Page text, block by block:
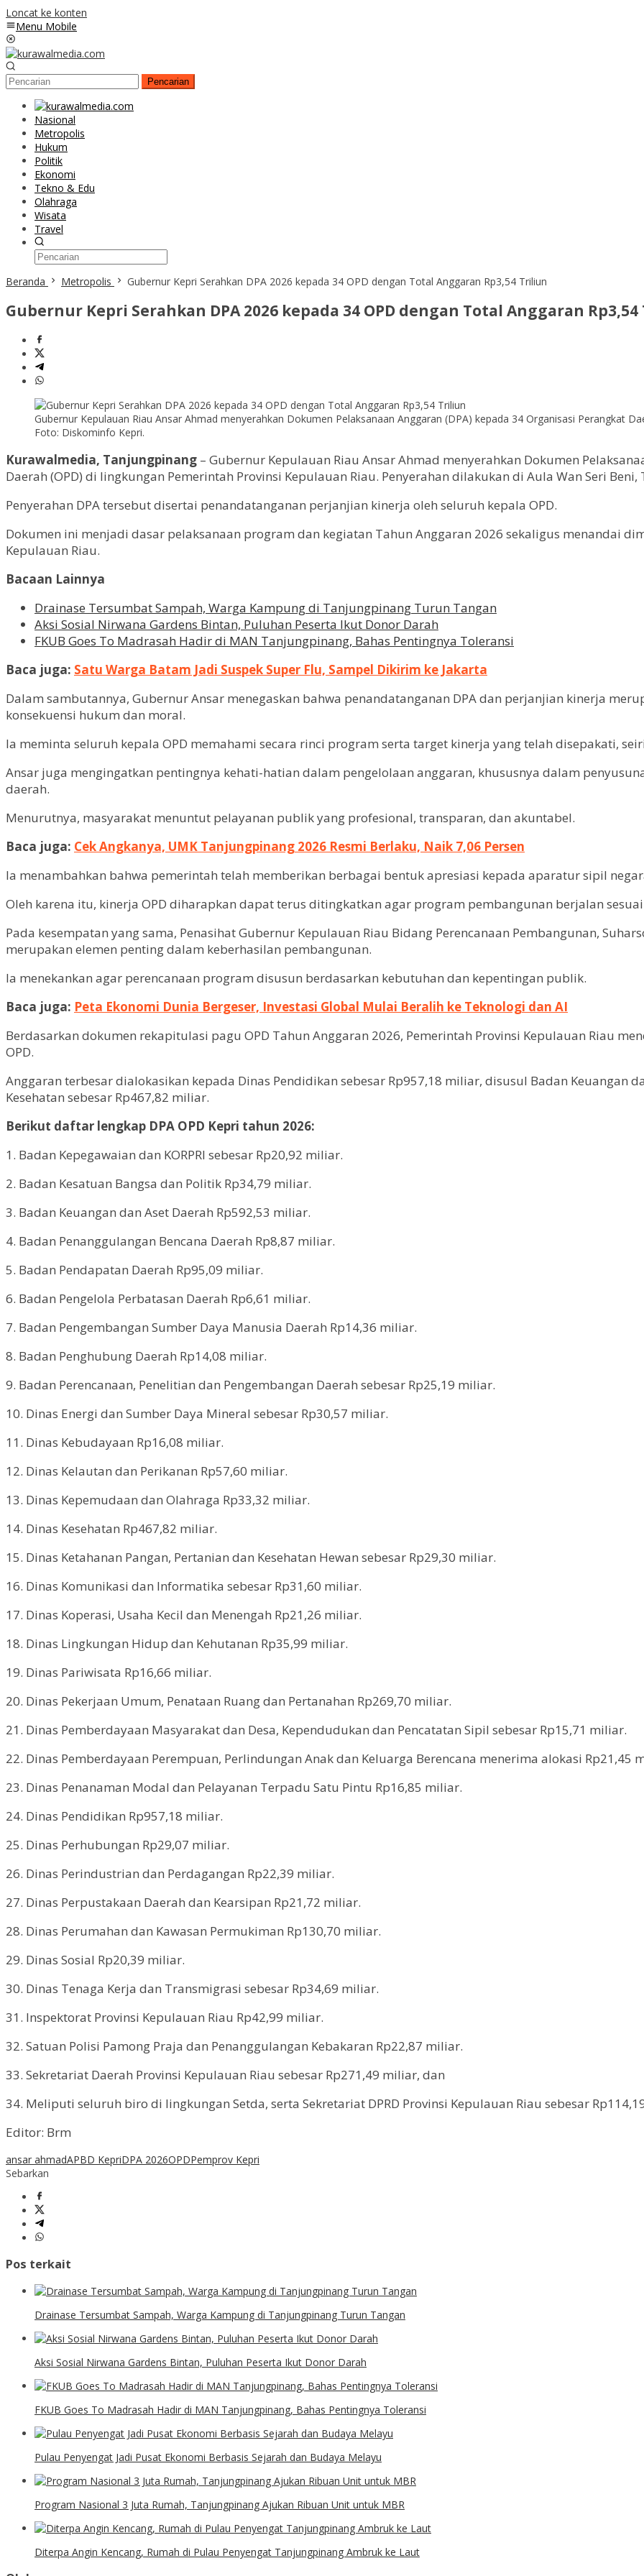
Loncat ke konten
Menu Mobile
Pencarian
Nasional
Metropolis
Hukum
Politik
Ekonomi
Tekno & Edu
Olahraga
Wisata
Travel
Beranda Metropolis Gubernur Kepri Serahkan DPA 2026 kepada 34 OPD dengan Total Anggaran Rp3,54 Triliun
Gubernur Kepri Serahkan DPA 2026 kepada 34 OPD dengan Total Anggaran
Gubernur Kepulauan Riau Ansar Ahmad menyerahkan Dokumen Pelaksanaan Anggaran (DPA) kepada 34 Organisasi Perangkat
Foto: Diskominfo Kepri.
Kurawalmedia, Tanjungpinang – Gubernur Kepulauan Riau Ansar Ahmad menyerahkan Dokumen
Daerah (OPD) di lingkungan Pemerintah Provinsi Kepulauan Riau. Penyerahan dilakukan di Aula Wan Seri
Penyerahan DPA tersebut disertai penandatanganan perjanjian kinerja oleh seluruh kepala OPD.
Dokumen ini menjadi dasar pelaksanaan program dan kegiatan Tahun Anggaran 2026 sekaligus menandai
Kepulauan Riau.
Bacaan Lainnya
Drainase Tersumbat Sampah, Warga Kampung di Tanjungpinang Turun Tangan
Aksi Sosial Nirwana Gardens Bintan, Puluhan Peserta Ikut Donor Darah
FKUB Goes To Madrasah Hadir di MAN Tanjungpinang, Bahas Pentingnya Toleransi
Baca juga: Satu Warga Batam Jadi Suspek Super Flu, Sampel Dikirim ke Jakarta
Dalam sambutannya, Gubernur Ansar menegaskan bahwa penandatanganan DPA dan perjanjian kinerja
konsekuensi hukum dan moral.
Ia meminta seluruh kepala OPD memahami secara rinci program serta target kinerja yang telah disepakati,
Ansar juga mengingatkan pentingnya kehati-hatian dalam pengelolaan anggaran, khususnya dalam
daerah.
Menurutnya, masyarakat menuntut pelayanan publik yang profesional, transparan, dan akuntabel.
Baca juga: Cek Angkanya, UMK Tanjungpinang 2026 Resmi Berlaku, Naik 7,06 Persen
Ia menambahkan bahwa pemerintah telah memberikan berbagai bentuk apresiasi kepada aparatur sipil
Oleh karena itu, kinerja OPD diharapkan dapat terus ditingkatkan agar program pembangunan berjalan
Pada kesempatan yang sama, Penasihat Gubernur Kepulauan Riau Bidang Perencanaan Pembangunan,
merupakan elemen penting dalam keberhasilan pembangunan.
Ia menekankan agar perencanaan program disusun berdasarkan kebutuhan dan kepentingan publik.
Baca juga: Peta Ekonomi Dunia Bergeser, Investasi Global Mulai Beralih ke Teknologi dan AI
Berdasarkan dokumen rekapitulasi pagu OPD Tahun Anggaran 2026, Pemerintah Provinsi Kepulauan Riau
OPD.
Anggaran terbesar dialokasikan kepada Dinas Pendidikan sebesar Rp957,18 miliar, disusul Badan Keuangan
Kesehatan sebesar Rp467,82 miliar.
Berikut daftar lengkap DPA OPD Kepri tahun 2026:
1. Badan Kepegawaian dan KORPRI sebesar Rp20,92 miliar.
2. Badan Kesatuan Bangsa dan Politik Rp34,79 miliar.
3. Badan Keuangan dan Aset Daerah Rp592,53 miliar.
4. Badan Penanggulangan Bencana Daerah Rp8,87 miliar.
5. Badan Pendapatan Daerah Rp95,09 miliar.
6. Badan Pengelola Perbatasan Daerah Rp6,61 miliar.
7. Badan Pengembangan Sumber Daya Manusia Daerah Rp14,36 miliar.
8. Badan Penghubung Daerah Rp14,08 miliar.
9. Badan Perencanaan, Penelitian dan Pengembangan Daerah sebesar Rp25,19 miliar.
10. Dinas Energi dan Sumber Daya Mineral sebesar Rp30,57 miliar.
11. Dinas Kebudayaan Rp16,08 miliar.
12. Dinas Kelautan dan Perikanan Rp57,60 miliar.
13. Dinas Kepemudaan dan Olahraga Rp33,32 miliar.
14. Dinas Kesehatan Rp467,82 miliar.
15. Dinas Ketahanan Pangan, Pertanian dan Kesehatan Hewan sebesar Rp29,30 miliar.
16. Dinas Komunikasi dan Informatika sebesar Rp31,60 miliar.
17. Dinas Koperasi, Usaha Kecil dan Menengah Rp21,26 miliar.
18. Dinas Lingkungan Hidup dan Kehutanan Rp35,99 miliar.
19. Dinas Pariwisata Rp16,66 miliar.
20. Dinas Pekerjaan Umum, Penataan Ruang dan Pertanahan Rp269,70 miliar.
21. Dinas Pemberdayaan Masyarakat dan Desa, Kependudukan dan Pencatatan Sipil sebesar Rp15,71 miliar.
22. Dinas Pemberdayaan Perempuan, Perlindungan Anak dan Keluarga Berencana menerima alokasi Rp21,45
23. Dinas Penanaman Modal dan Pelayanan Terpadu Satu Pintu Rp16,85 miliar.
24. Dinas Pendidikan Rp957,18 miliar.
25. Dinas Perhubungan Rp29,07 miliar.
26. Dinas Perindustrian dan Perdagangan Rp22,39 miliar.
27. Dinas Perpustakaan Daerah dan Kearsipan Rp21,72 miliar.
28. Dinas Perumahan dan Kawasan Permukiman Rp130,70 miliar.
29. Dinas Sosial Rp20,39 miliar.
30. Dinas Tenaga Kerja dan Transmigrasi sebesar Rp34,69 miliar.
31. Inspektorat Provinsi Kepulauan Riau Rp42,99 miliar.
32. Satuan Polisi Pamong Praja dan Penanggulangan Kebakaran Rp22,87 miliar.
33. Sekretariat Daerah Provinsi Kepulauan Riau sebesar Rp271,49 miliar, dan
34. Meliputi seluruh biro di lingkungan Setda, serta Sekretariat DPRD Provinsi Kepulauan Riau sebesar
Editor: Brm
ansar ahmadAPBD KepriDPA 2026OPDPemprov Kepri
Sebarkan
Pos terkait
Drainase Tersumbat Sampah, Warga Kampung di Tanjungpinang Turun Tangan
Aksi Sosial Nirwana Gardens Bintan, Puluhan Peserta Ikut Donor Darah
FKUB Goes To Madrasah Hadir di MAN Tanjungpinang, Bahas Pentingnya Toleransi
Pulau Penyengat Jadi Pusat Ekonomi Berbasis Sejarah dan Budaya Melayu
Program Nasional 3 Juta Rumah, Tanjungpinang Ajukan Ribuan Unit untuk MBR
Diterpa Angin Kencang, Rumah di Pulau Penyengat Tanjungpinang Ambruk ke Laut